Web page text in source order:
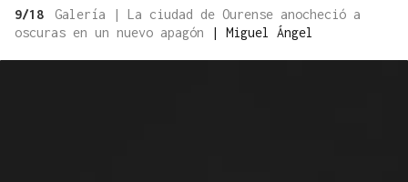
9/18
Galería | La ciudad de Ourense anocheció a
oscuras en un nuevo apagón
| Miguel Ángel